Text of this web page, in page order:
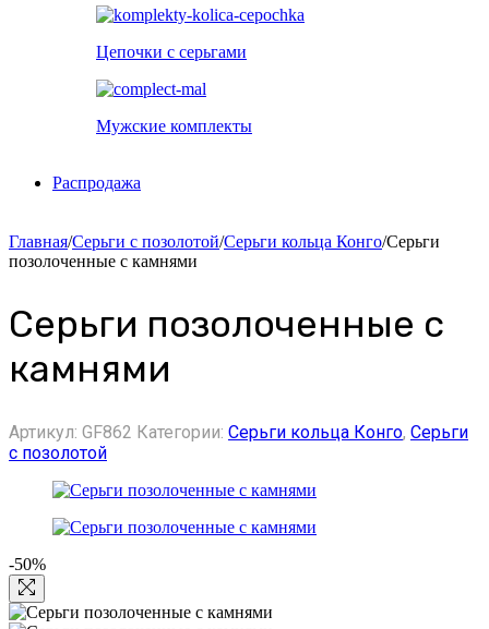
Цепочки с серьгами
Мужские комплекты
Распродажа
Главная/Серьги с позолотой/Серьги кольца Конго/Серьги
позолоченные с камнями
Серьги позолоченные с
камнями
Артикул: GF862 Категории: Серьги кольца Конго, Серьги
с позолотой
-50%